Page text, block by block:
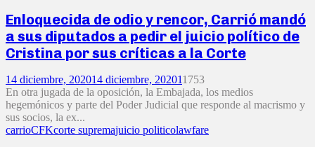
Enloquecida de odio y rencor, Carrió mandó
a sus diputados a pedir el juicio político de
Cristina por sus críticas a la Corte
14 diciembre, 202014 diciembre, 202011753
En otra jugada de la oposición, la Embajada, los medios
hegemónicos y parte del Poder Judicial que responde al macrismo y
sus socios, la ex...
carrioCFKcorte supremajuicio politicolawfare